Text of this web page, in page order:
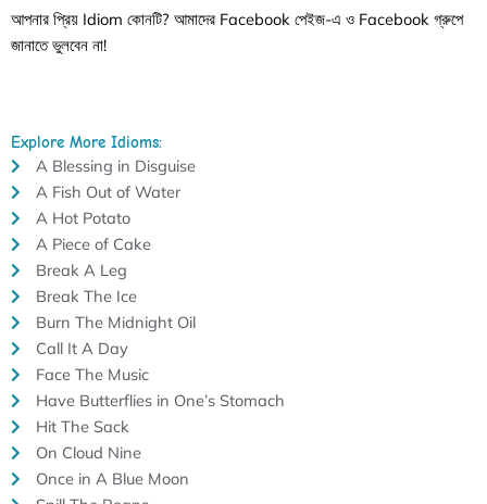
আপনার প্রিয় Idiom কোনটি? আমাদের Facebook পেইজ-এ ও Facebook গ্রুপে
জানাতে ভুলবেন না!
Explore More Idioms:
A Blessing in Disguise
A Fish Out of Water
A Hot Potato
A Piece of Cake
Break A Leg
Break The Ice
Burn The Midnight Oil
Call It A Day
Face The Music
Have Butterflies in One’s Stomach
Hit The Sack
On Cloud Nine
Once in A Blue Moon